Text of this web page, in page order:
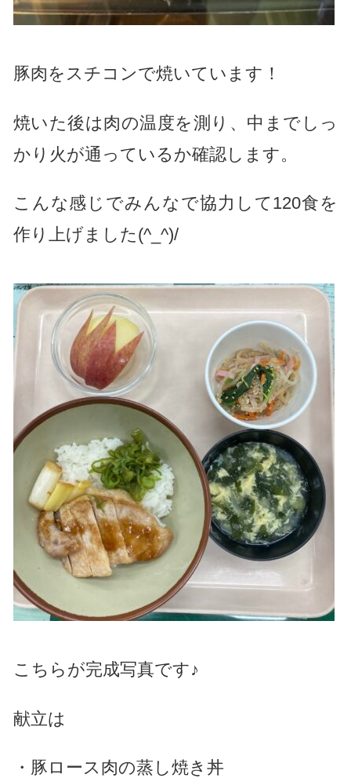
豚肉をスチコンで焼いています！
焼いた後は肉の温度を測り、中までしっ
かり火が通っているか確認します。
こんな感じでみんなで協力して120食を
作り上げました(^_^)/
こちらが完成写真です♪
献立は
・豚ロース肉の蒸し焼き丼